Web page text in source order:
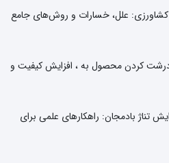
علل، خسارات و روش‌های جامع
درشت کردن محصول به ، افزایش کیفیت و
تناژ بادمجان: راهکارهای علمی برای